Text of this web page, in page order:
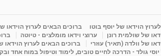
הוידאו של יוסף בוטו ברוכים הבאים לערוץ הוידאו
של שולמית רונן
ערוצי וידאו מומלצים - טיוטה
של וולדה (תאיר) עוזרי
ברוכים הבאים לערוץ הוידאו
גולד - הדרכה לחיים טובים, לימוד וטיפול במוח אחד